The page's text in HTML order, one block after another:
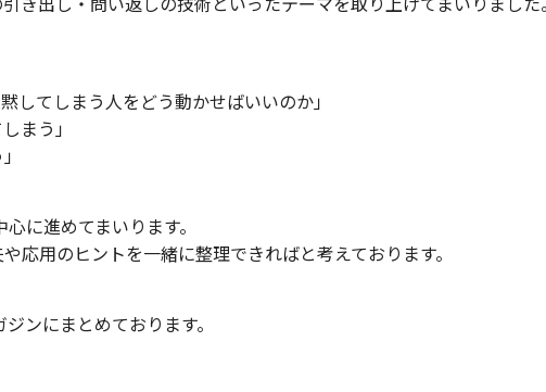
してしまう人をどう動かせばいいのか」
まう」
に進めてまいります。
用のヒントを一緒に整理できればと考えております。
ンにまとめております。